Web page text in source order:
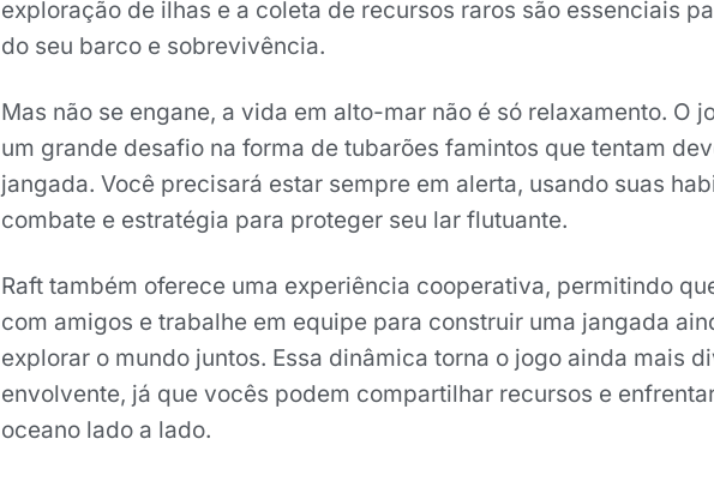
exploração de ilhas e a coleta de recursos raros são essenciais
do seu barco e sobrevivência.
Mas não se engane, a vida em alto-mar não é só relaxamento. O
um grande desafio na forma de tubarões famintos que tentam
jangada. Você precisará estar sempre em alerta, usando suas
combate e estratégia para proteger seu lar flutuante.
Raft também oferece uma experiência cooperativa, permitindo
com amigos e trabalhe em equipe para construir uma jangada
explorar o mundo juntos. Essa dinâmica torna o jogo ainda mais
envolvente, já que vocês podem compartilhar recursos e
oceano lado a lado.